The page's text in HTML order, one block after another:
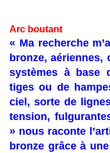
Arc boutant
« Ma recherche
bronze, aériennes,
systèmes à base
tiges ou de
ciel, sorte de
tension,
» nous raconte
bronze grâce à